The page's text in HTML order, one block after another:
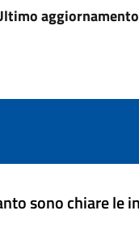
aggiornamento
sono chiare le